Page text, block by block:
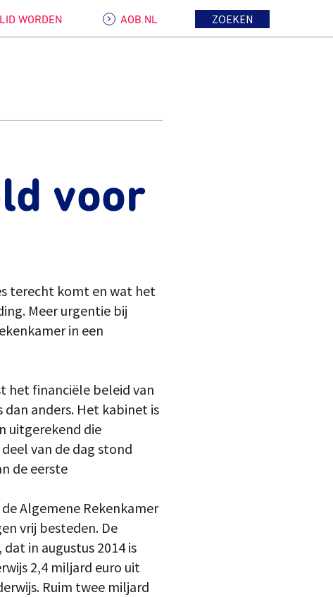
LID WORDEN AOB.NL ZOEKEN
voor
terecht komt en wat het
Meer urgentie bij
in een
het financiële beleid van
anders. Het kabinet is
uitgerekend die
van de dag stond
de eerste
Algemene Rekenkamer
vrij besteden. De
in augustus 2014 is
2,4 miljard euro uit
Ruim twee miljard